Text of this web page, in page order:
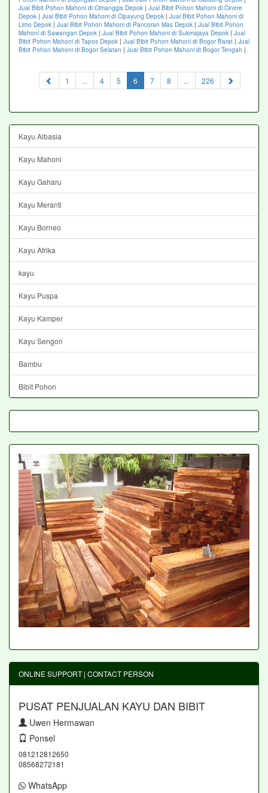
Jual Bibit Pohon Mahoni di Cimanggis Depok | Jual Bibit Pohon Mahoni di Cinere
Depok | Jual Bibit Pohon Mahoni di Cipayung Depok | Jual Bibit Pohon Mahoni di
Limo Depok | Jual Bibit Pohon Mahoni di Pancoran Mas Depok | Jual Bibit Pohon
Mahoni di Sawangan Depok | Jual Bibit Pohon Mahoni di Sukmajaya Depok | Jual
Bibit Pohon Mahoni di Tapos Depok | Jual Bibit Pohon Mahoni di Bogor Barat | Jual
Bibit Pohon Mahoni di Bogor Selatan | Jual Bibit Pohon Mahoni di Bogor Tengah |
1 ... 4 5 6 (current)
7 8 ... 226
Kayu Albasia
Kayu Mahoni
Kayu Gaharu
Kayu Meranti
Kayu Borneo
Kayu Afrika
kayu
Kayu Puspa
Kayu Kamper
Kayu Sengon
Bambu
Bibit Pohon
ONLINE SUPPORT | CONTACT PERSON
PUSAT PENJUALAN KAYU DAN BIBIT
Uwen Hermawan
Ponsel
081212812650
08568272181
WhatsApp